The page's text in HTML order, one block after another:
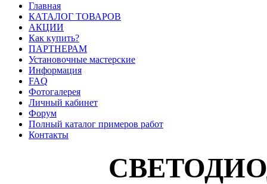
Главная
КАТАЛОГ ТОВАРОВ
АКЦИИ
Как купить?
ПАРТНЕРАМ
Установочные мастерские
Информация
FAQ
Фотогалерея
Личный кабинет
Форум
Полный каталог примеров работ
Контакты